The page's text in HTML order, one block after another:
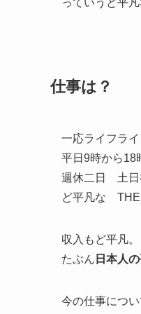
っていうど平
仕事は？
一応ライフラ
平日9時から18
週休二日 土日
ど平凡な THE
収入もど平凡。
たぶん 日本人
今の仕事につい